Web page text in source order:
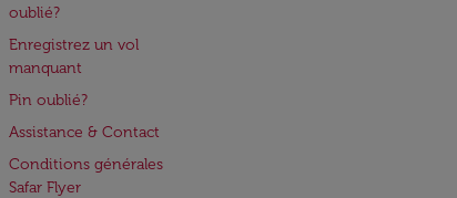
oublié?
Enregistrez un vol
manquant
Pin oublié?
Assistance & Contact
Conditions générales
Safar Flyer